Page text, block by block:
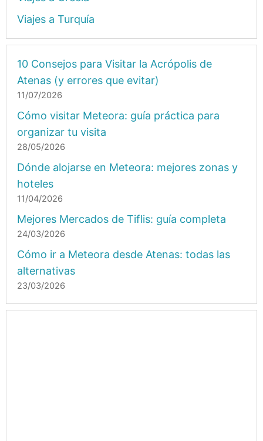
Viajes a Turquía
10 Consejos para Visitar la Acrópolis de
Atenas (y errores que evitar)
11/07/2026
Cómo visitar Meteora: guía práctica para
organizar tu visita
28/05/2026
Dónde alojarse en Meteora: mejores zonas y
hoteles
11/04/2026
Mejores Mercados de Tiflis: guía completa
24/03/2026
Cómo ir a Meteora desde Atenas: todas las
alternativas
23/03/2026